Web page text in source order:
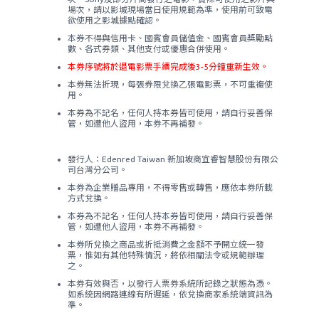
場次，請以影城現場當日使用規範為準，使用前可致電
欲使用之影城據點確認。
本券不得與信用卡、國賓會員儲值金、國賓會員獎勵點
數、各式券類、其他支付或優惠合併使用。
本券序號將於退電影票手續完成後3-5分鐘重新生效。
本券無法折現，每張券限兌換乙張電影票，不可重複使
用。
本券為不記名，任何人持本券皆可使用，請自行妥善保
管，如遭他人盜用，本券不再補發。
發行人：Edenred Taiwan 新加坡商宜睿智慧股份有限公
司台灣分公司。
本券為企業贈品專用，不得零售或轉售，應依本券所載
方式兌換。
本券為不記名，任何人持本券皆可使用，請自行妥善保
管，如遭他人盜用，本券不再補發。
本券所兌換之商品或折抵消費之金額不予開立統一發
票，惟如有其他特殊情況，將依相關法令或規範辦理
之。
本券有效與否，以發行人票券系統所記錄之狀態為憑。
如系統因網路連線有所遲延，依兌換商家系統端資訊為
準。